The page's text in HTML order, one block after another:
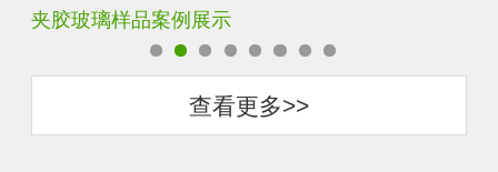
夹胶玻璃样品案例展示
查看更多>>